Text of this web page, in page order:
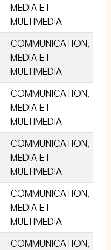
MEDIA ET
MULTIMEDIA
COMMUNICATION,
MEDIA ET
MULTIMEDIA
COMMUNICATION,
MEDIA ET
MULTIMEDIA
COMMUNICATION,
MEDIA ET
MULTIMEDIA
COMMUNICATION,
MEDIA ET
MULTIMEDIA
COMMUNICATION,